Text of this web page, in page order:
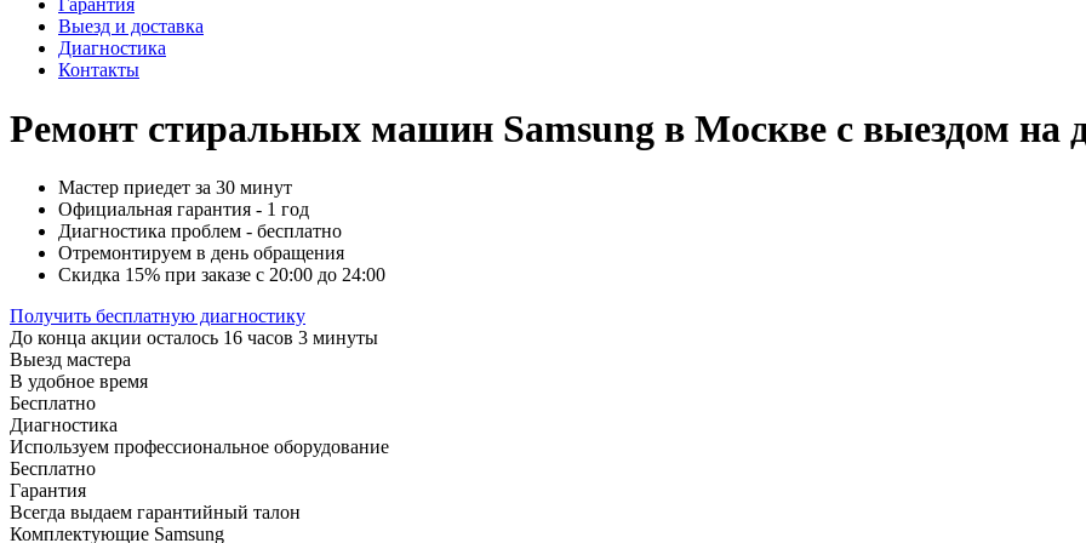
Выезд и доставка
Диагностика
Контакты
Ремонт стиральных машин Samsung в Москве с выездом на
Мастер приедет за 30 минут
Официальная гарантия - 1 год
Диагностика проблем - бесплатно
Отремонтируем в день обращения
Скидка 15% при заказе с 20:00 до 24:00
Получить бесплатную диагностику
До конца акции осталось 16 часов 3 минуты
Выезд мастера
В удобное время
Бесплатно
Диагностика
Используем профессиональное оборудование
Бесплатно
Гарантия
Всегда выдаем гарантийный талон
Комплектующие Samsung